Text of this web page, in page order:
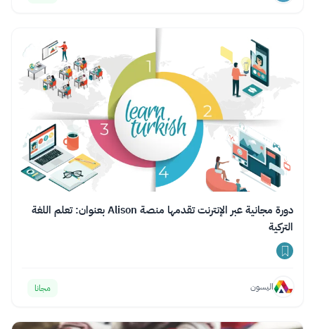
دورة مجانية عبر الإنترنت تقدمها منصة Alison بعنوان: تعلم اللغة
التركية
اليسون مجانا